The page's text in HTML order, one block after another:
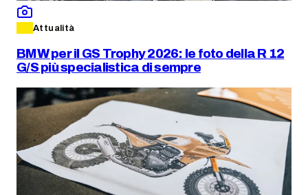
Attualità
BMW per il GS Trophy 2026: le foto della R 12
G/S più specialistica di sempre